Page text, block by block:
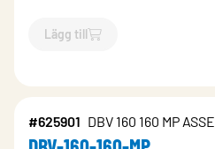
Lägg till
`$Lägg till
#625901 DBV 160 160 MP ASSE